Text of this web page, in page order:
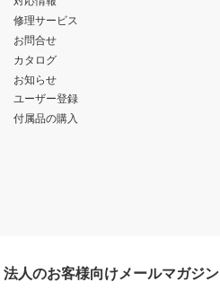
修理サービス
お問合せ
カタログ
お知らせ
ユーザー登録
付属品の購入
法人のお客様向けメールマガジン